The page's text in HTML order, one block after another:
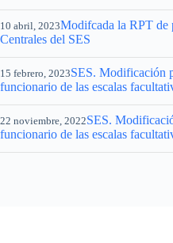
10 abril, 2023Modifcada la RPT de
Centrales del SES
15 febrero, 2023SES. Modificación
funcionario de las escalas
22 noviembre, 2022SES.
funcionario de las escalas